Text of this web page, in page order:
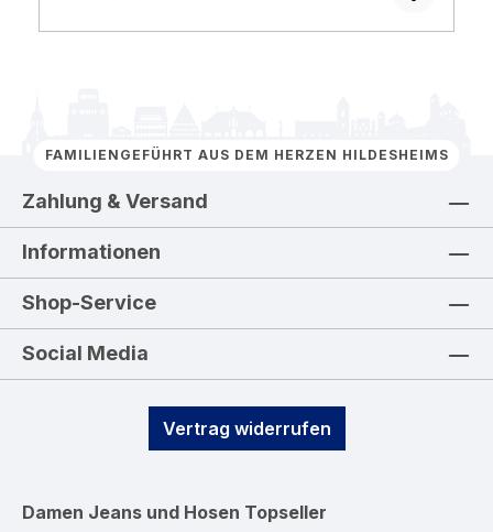
FAMILIENGEFÜHRT AUS DEM HERZEN HILDESHEIMS
Zahlung & Versand
Informationen
Shop-Service
Social Media
Vertrag widerrufen
Damen Jeans und Hosen Topseller